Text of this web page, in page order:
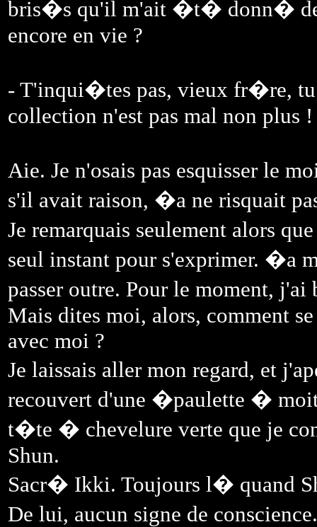
bris�s qu'il m'ait �t� donn� de
encore en vie ?
- T'inqui�tes pas, vieux fr�re,
collection n'est pas mal non plus !
Aie. Je n'osais pas esquisser le
s'il avait raison, �a ne risquait
Je remarquais seulement alors
seul instant pour s'exprimer. �a
passer outre. Pour le moment,
Mais dites moi, alors, comment
avec moi ?
Je laissais aller mon regard, et
recouvert d'une �paulette �
t�te � chevelure verte que je
Shun.
Sacr� Ikki. Toujours l� quand
De lui, aucun signe de